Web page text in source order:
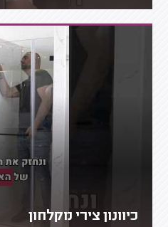
כיוונון צירי מקלחון